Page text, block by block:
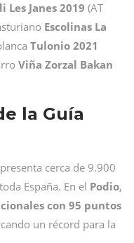
Les Janes 2019 (AT
Escolinas La
Tulonio 2021
Viña Zorzal Bakan
la Guía
cerca de 9.900
España. En el Podio,
con 95 puntos
un récord para la